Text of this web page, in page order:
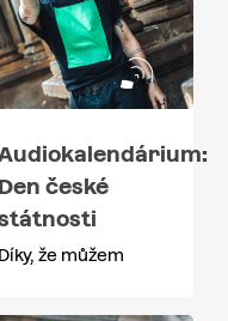
Den české
Díky, že můžem